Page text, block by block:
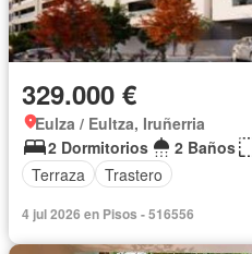
329.000 €
Eulza / Eultza, Iruñerria
2 Dormitorios
2 Baños
Terraza
Trastero
4 jul 2026 en Pisos - 516556